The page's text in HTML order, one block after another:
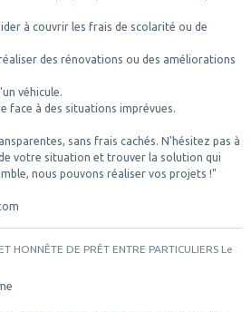
à couvrir les frais de scolarité ou de
des rénovations ou des améliorations
véhicule.
face à des situations imprévues.
sans frais cachés. N'hésitez pas à
votre situation et trouver la solution qui
nous pouvons réaliser vos projets !"
HONNÊTE DE PRÊT ENTRE PARTICULIERS Le